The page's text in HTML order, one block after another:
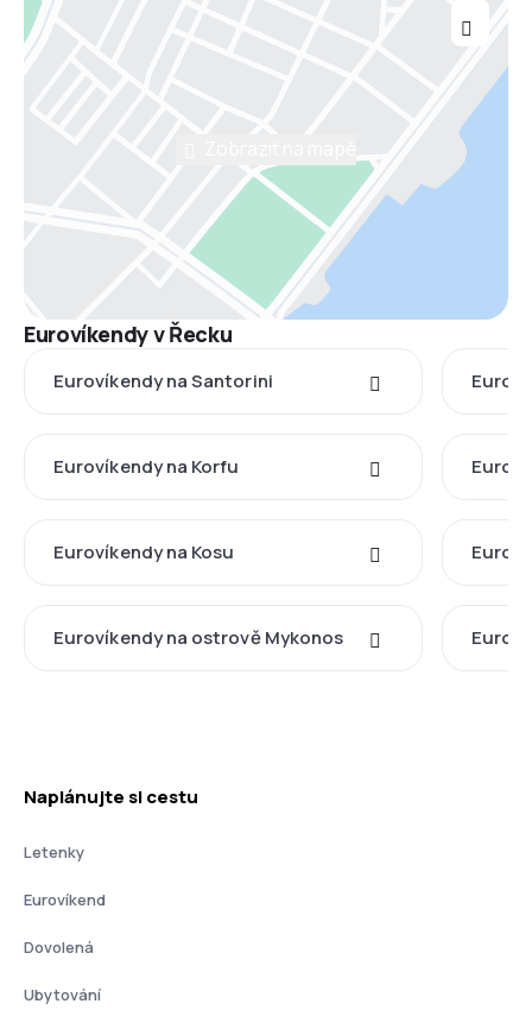
Eurovíkendy v Řecku
Eurovíkendy na Santorini
Eurovíkendy na Korfu
Eurovíkendy na Kosu
Eurovíkendy na ostrově Mykonos
Naplánujte si cestu
Letenky
Eurovíkend
Dovolená
Ubytování